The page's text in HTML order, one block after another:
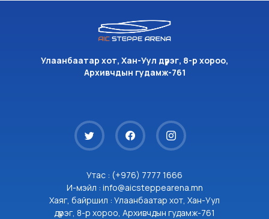
Улаанбаатар хот, Хан-Уул дүүрэг, 8-р хороо,
Архивчдын гудамж-761
Утас : (+976) 7777 1666
И-мэйл : info@aicsteppearena.mn
Хаяг, байршил : Улаанбаатар хот, Хан-Уул
дүүрэг, 8-р хороо, Архивчдын гудамж-761